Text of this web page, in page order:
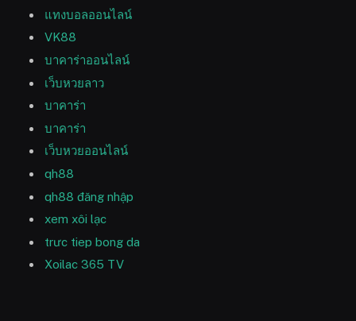
แทงบอลออนไลน์
VK88
บาคาร่าออนไลน์
เว็บหวยลาว
บาคาร่า
บาคาร่า
เว็บหวยออนไลน์
qh88
qh88 đăng nhập
xem xôi lạc
trưc tiep bong da
Xoilac 365 TV